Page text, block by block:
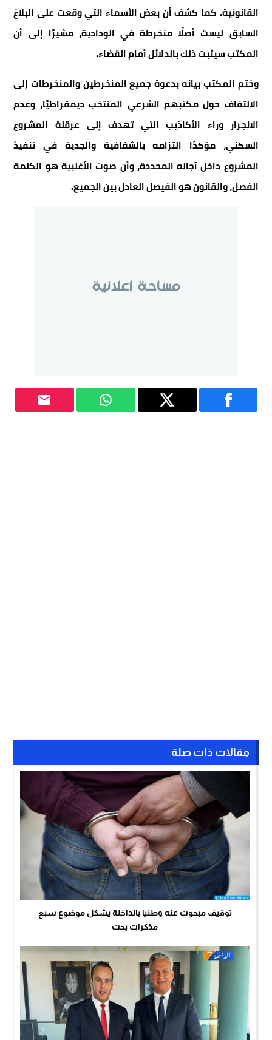
القانونية. كما كشف أن بعض الأسماء التي وقعت على البلاغ
السابق ليست أصلًا منخرطة في الودادية، مشيرًا إلى أن
المكتب سيثبت ذلك بالدلائل أمام القضاء.
وختم المكتب بيانه بدعوة جميع المنخرطين والمنخرطات إلى
الالتفاف حول مكتبهم الشرعي المنتخب ديمقراطيًا، وعدم
الانجرار وراء الأكاذيب التي تهدف إلى عرقلة المشروع
السكني، مؤكدًا التزامه بالشفافية والجدية في تنفيذ
المشروع داخل آجاله المحددة، وأن صوت الأغلبية هو الكلمة
الفصل، والقانون هو الفيصل العادل بين الجميع.
مقالات ذات صلة
توقيف مبحوث عنه وطنيا بالداخلة يشكل موضوع سبع
مذكرات بحث